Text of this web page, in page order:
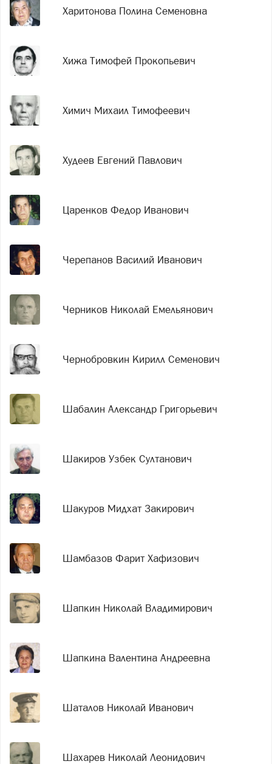
Харитонова Полина Семеновна
Хижа Тимофей Прокопьевич
Химич Михаил Тимофеевич
Худеев Евгений Павлович
Царенков Федор Иванович
Черепанов Василий Иванович
Черников Николай Емельянович
Чернобровкин Кирилл Семенович
Шабалин Александр Григорьевич
Шакиров Узбек Султанович
Шакуров Мидхат Закирович
Шамбазов Фарит Хафизович
Шапкин Николай Владимирович
Шапкина Валентина Андреевна
Шаталов Николай Иванович
Шахарев Николай Леонидович